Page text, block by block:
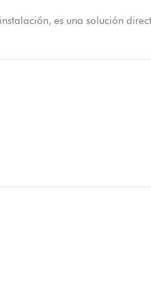
es una solución